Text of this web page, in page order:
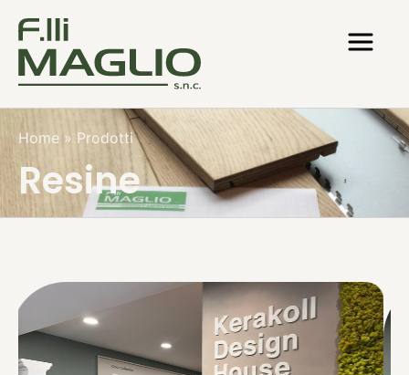
Home » Prodotti
Resine